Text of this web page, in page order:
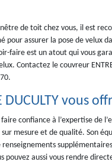
de toit chez vous, il est
pour assurer la pose de velux
faire est un atout qui vous
Contactez le couvreur
DUCULTY vous
confiance à l’expertise de
mesure et de qualité. Son
pouvez aussi vous rendre